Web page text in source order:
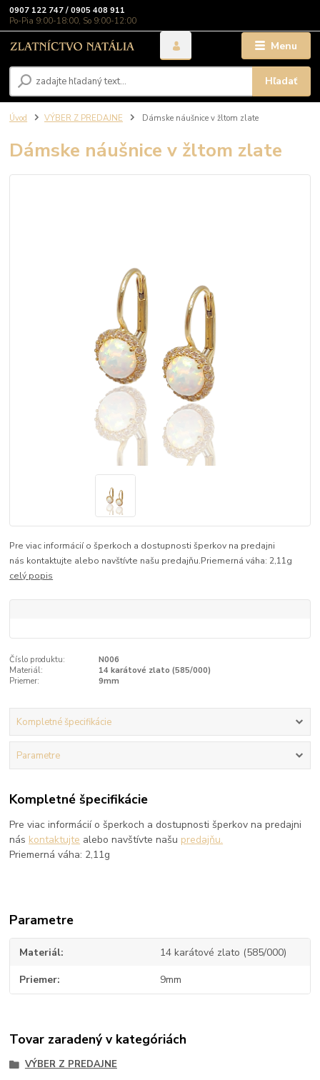
Menu
Hľadať
0907 122 747 / 0905 408 911
Po-Pia 9:00-18:00, So 9:00-12:00
Úvod VÝBER Z PREDAJNE Dámske náušnice v žltom zlate
Dámske náušnice v žltom zlate
Pre viac informácií o šperkoch a dostupnosti šperkov na predajni
nás kontaktujte alebo navštívte našu predajňu.Priemerná váha: 2,11g
celý popis
Číslo produktu:
N006
Materiál:
14 karátové zlato (585/000)
Priemer:
9mm
Kompletné špecifikácie
Parametre
Kompletné špecifikácie
Pre viac informácií o šperkoch a dostupnosti šperkov na predajni
nás kontaktujte alebo navštívte našu predajňu.
Priemerná váha: 2,11g
Parametre
Materiál 14 karátové zlato (585/000)
Priemer 9mm
Tovar zaradený v kategóriách
VÝBER Z PREDAJNE